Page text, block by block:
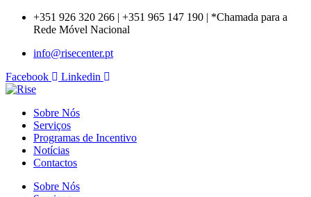
+351 926 320 266 | +351 965 147 190 | *Chamada para a
Rede Móvel Nacional
info@risecenter.pt
Facebook
Linkedin
Sobre Nós
Serviços
Programas de Incentivo
Notícias
Contactos
Sobre Nós